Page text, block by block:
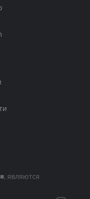
являются